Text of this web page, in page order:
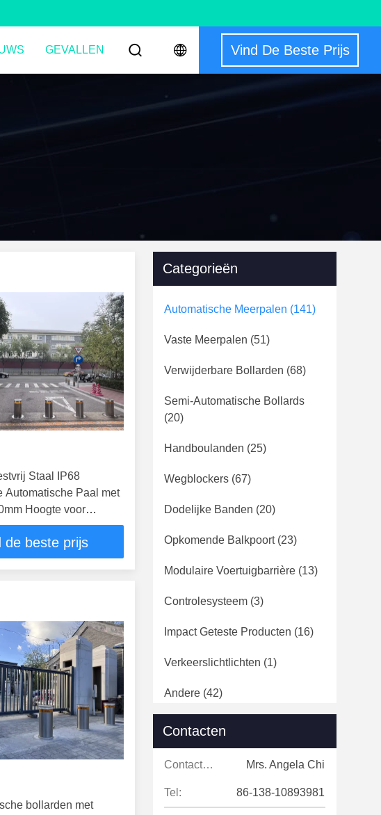
GEVALLEN Vind De Beste Prijs
Staal IP68
Automatische Paal met
Hoogte voor
Toegangscontrole
de beste prijs
bollarden met
Categorieën
Automatische Meerpalen (141)
Vaste Meerpalen (51)
Verwijderbare Bollarden (68)
Semi-Automatische Bollards
(20)
Handboulanden (25)
Wegblockers (67)
Dodelijke Banden (20)
Opkomende Balkpoort(23)
Modulaire Voertuigbarrière (13)
Controlesysteem (3)
Impact Geteste Producten (16)
Verkeerslichtlichten (1)
Andere (42)
Contacten
Contacten: Mrs. Angela Chi
Tel: 86-138-10893981